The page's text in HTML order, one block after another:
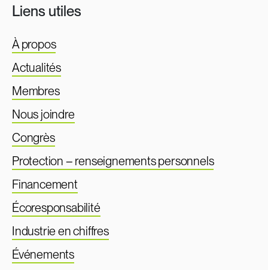
Liens utiles
À propos
Actualités
Membres
Nous joindre
Congrès
Protection – renseignements personnels
Financement
Écoresponsabilité
Industrie en chiffres
Événements